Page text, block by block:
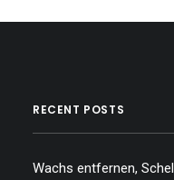
RECENT POSTS
Wachs entfernen,